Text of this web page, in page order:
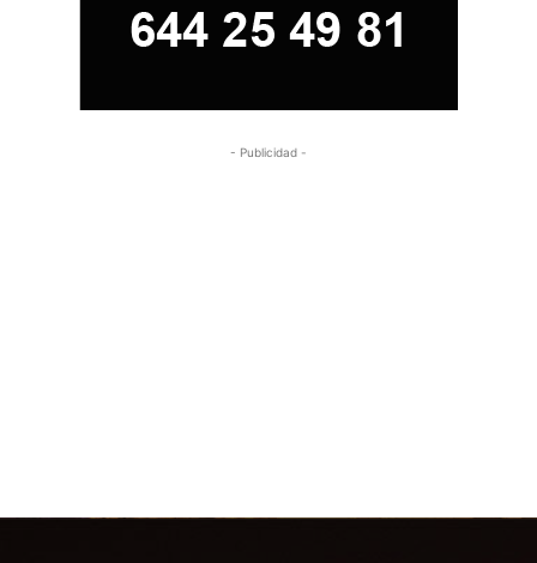
- Publicidad -